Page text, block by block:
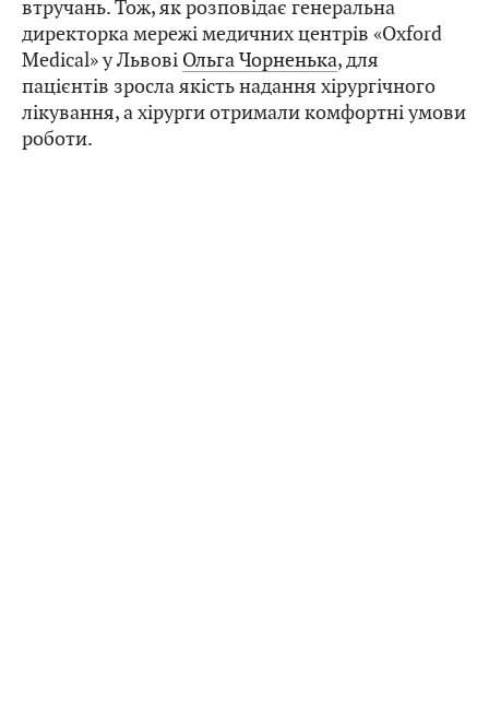
втручань. Тож, як розповідає генеральна
директорка мережі медичних центрів «Oxford
Medical» у Львові Ольга Чорненька, для
пацієнтів зросла якість надання хірургічного
лікування, а хірурги отримали комфортні умови
роботи.